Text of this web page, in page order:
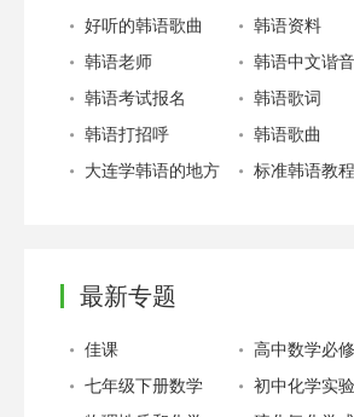
好听的韩语歌曲
韩语资料
韩语老师
韩语中文谐音
韩语考试报名
韩语歌词
韩语打招呼
韩语歌曲
大连学韩语的地方
标准韩语教
最新专题
佳课
高中数学必
七年级下册数学
初中化学实